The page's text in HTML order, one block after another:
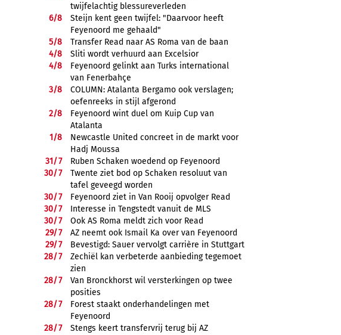
twijfelachtig blessureverleden
6/8
Steijn kent geen twijfel: "Daarvoor heeft
Feyenoord me gehaald"
5/8
Transfer Read naar AS Roma van de baan
4/8
Sliti wordt verhuurd aan Excelsior
4/8
Feyenoord gelinkt aan Turks international
van Fenerbahçe
3/8
COLUMN: Atalanta Bergamo ook verslagen;
oefenreeks in stijl afgerond
2/8
Feyenoord wint duel om Kuip Cup van
Atalanta
1/8
Newcastle United concreet in de markt voor
Hadj Moussa
31/7
Ruben Schaken woedend op Feyenoord
30/7
Twente ziet bod op Schaken resoluut van
tafel geveegd worden
30/7
Feyenoord ziet in Van Rooij opvolger Read
30/7
Interesse in Tengstedt vanuit de MLS
30/7
Ook AS Roma meldt zich voor Read
29/7
AZ neemt ook Ismail Ka over van Feyenoord
29/7
Bevestigd: Sauer vervolgt carrière in Stuttgart
28/7
Zechiël kan verbeterde aanbieding tegemoet
zien
28/7
Van Bronckhorst wil versterkingen op twee
posities
28/7
Forest staakt onderhandelingen met
Feyenoord
28/7 Stengs keert transfervrij terug bij AZ